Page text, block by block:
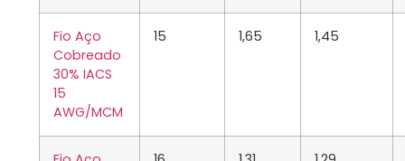
Fio Aço
Cobreado
30% IACS
15
AWG/MCM
15 1,65 1,45